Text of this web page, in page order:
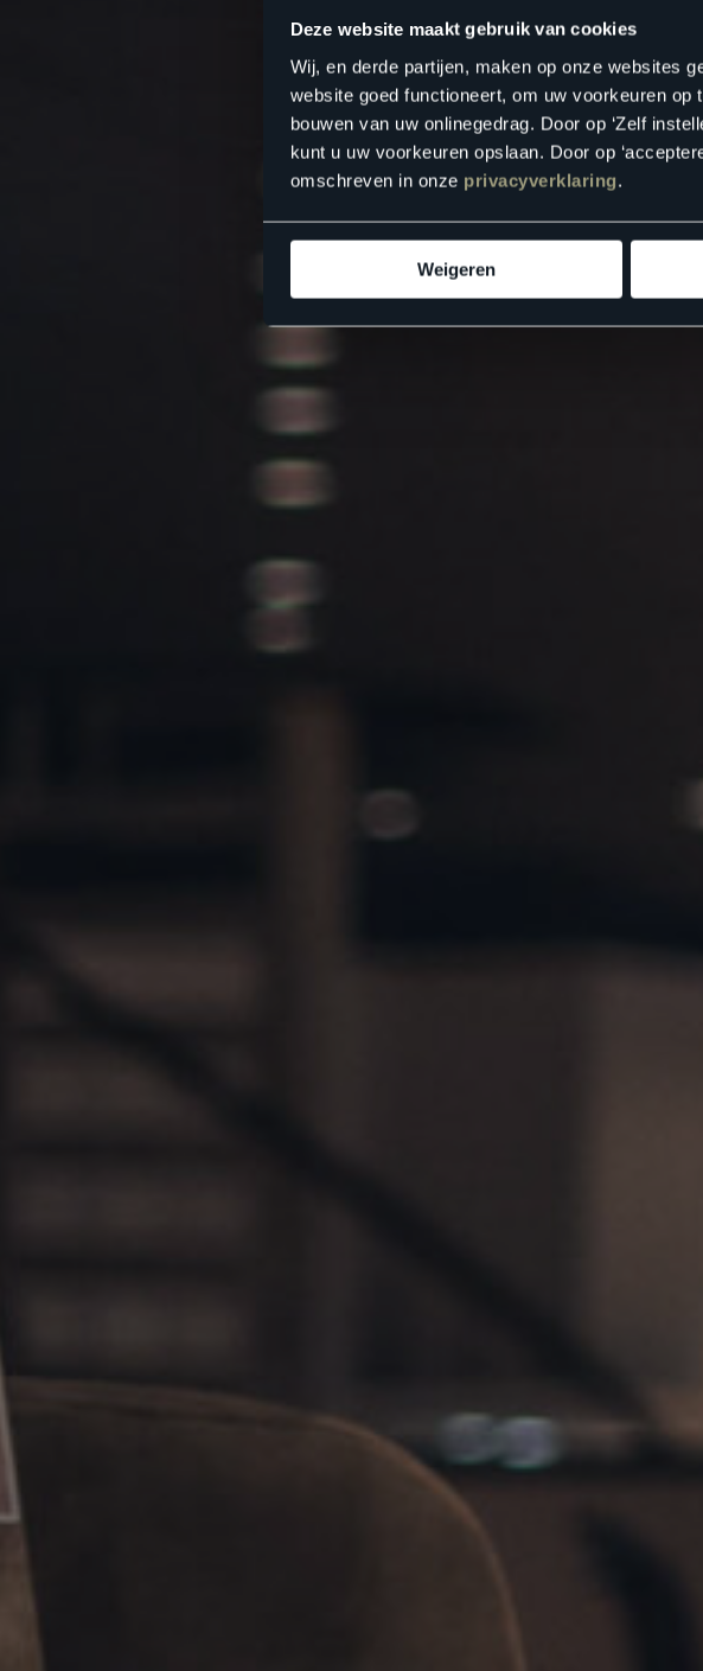
Deze website maakt gebruik van cookies
Wij, en derde partijen, maken op onze websites
website goed functioneert, om uw voorkeuren
bouwen van uw onlinegedrag. Door op ‘Zelf
kunt u uw voorkeuren opslaan. Door op
omschreven in onze privacyverklaring.
Weigeren